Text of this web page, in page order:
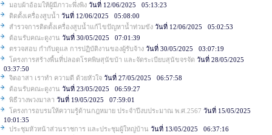
มอบผ้าอ้อมให้ผู้มีภาวะพึ่งพิง วันที่ 12/06/2025 05:13:23
ติดตั้งเครื่องสูบน้ำ วันที่ 12/06/2025 05:08:00
สำรวจการติดตั้งเครื่องสูบน้ำแก้ไขปัญหาน้ำท่วมขัง วันที่ 12/06/2025 05:02:53
ต้อนรับคณะดูงาน วันที่ 30/05/2025 07:01:39
ตรวจสอบ กำกับดูแล การปฏิบัติงานของผู้รับจ้าง วันที่ 30/05/2025 03:07:19
โครงการสร้างพื้นที่ปลอดโรคพิษสุนัขบ้า และจัดระเบียบสุนัขจรจัด วันที่ 28/05/2025
03:37:50
จิตอาสา เราทำ ความดี ด้วยหัวใจ วันที่ 27/05/2025 06:57:58
ต้อนรับคณะดูงาน วันที่ 23/05/2025 06:59:27
พิธีวางพวงมาลา วันที่ 19/05/2025 07:59:01
โครงการอบรมให้ความรู้ด้านกฎหมาย ประจำปีงบประมาณ พ.ศ.2567 วันที่ 15/05/2025
10:01:35
ประชุมหัวหน้าส่วนราชการ และประชุมผู้ใหญ่บ้าน วันที่ 13/05/2025 06:37:16